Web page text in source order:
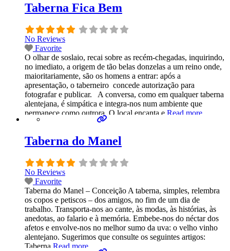
Taberna Fica Bem
No Reviews
Favorite
O olhar de soslaio, recai sobre as recém-chegadas, inquirindo,
no imediato, a origem de tão belas donzelas a um reino onde,
maioritariamente, são os homens a entrar: após a
apresentação, o taberneiro concede autorização para
fotografar e publicar. A conversa, como em qualquer taberna
alentejana, é simpática e integra-nos num ambiente que
permanece como outrora. O local encanta e Read more...
Taberna do Manel
No Reviews
Favorite
Taberna do Manel – Conceição A taberna, simples, relembra
os copos e petiscos – dos amigos, no fim de um dia de
trabalho. Transporta-nos ao cante, às modas, às histórias, às
anedotas, ao falario e à memória. Embebe-nos do néctar dos
afetos e envolve-nos no melhor sumo da uva: o velho vinho
alentejano. Sugerimos que consulte os seguintes artigos:
Taberna Read more...